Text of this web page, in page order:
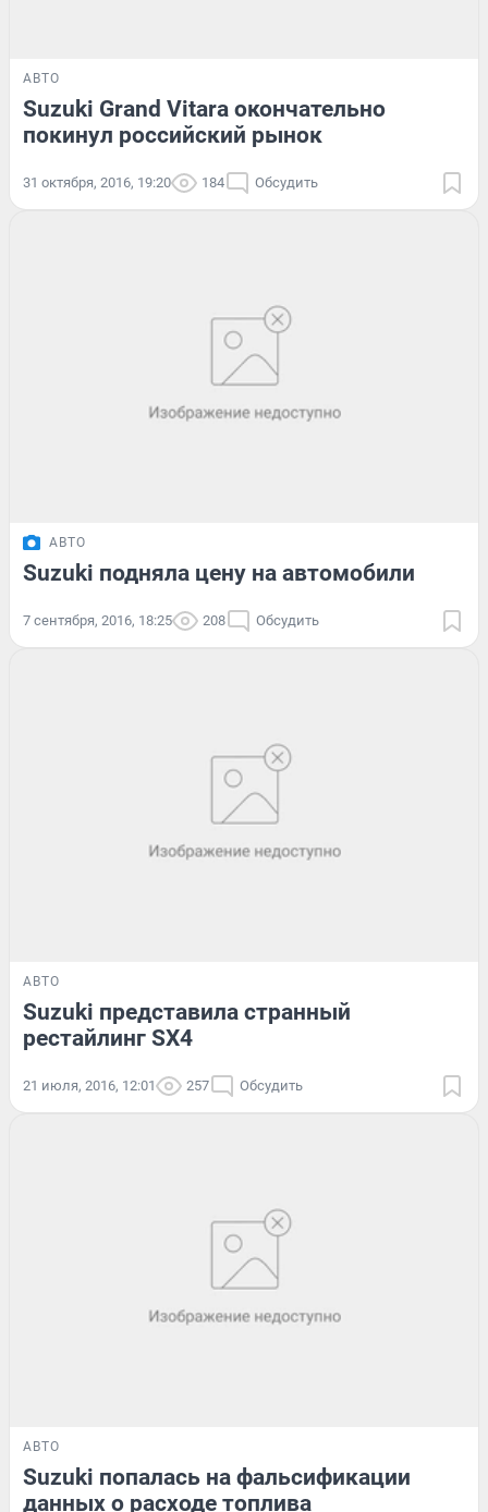
АВТО
Suzuki Grand Vitara окончательно
покинул российский рынок
31 октября, 2016, 19:20 184 Обсудить
АВТО
Suzuki подняла цену на автомобили
7 сентября, 2016, 18:25 208 Обсудить
АВТО
Suzuki представила странный
рестайлинг SX4
21 июля, 2016, 12:01 257 Обсудить
АВТО
Suzuki попалась на фальсификации
данных о расходе топлива